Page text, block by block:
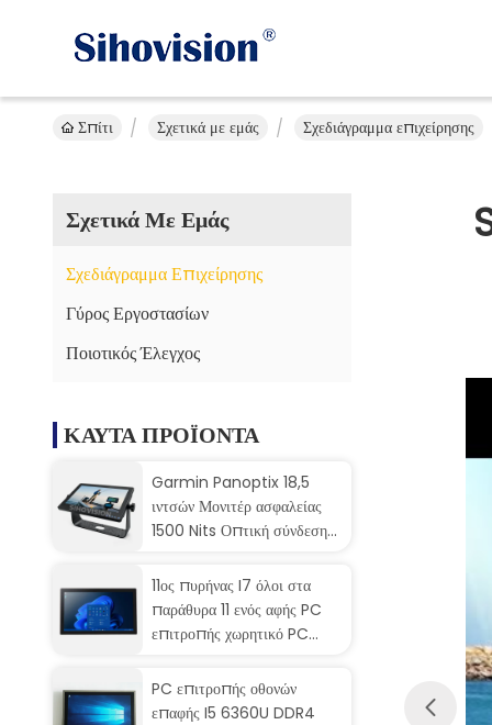
Σπίτι Σχετικά με εμάς Σχεδιάγραμμα επιχείρησης
Σχετικά Με Εμάς
Σχεδιάγραμμα Επιχείρησης
Γύρος Εργοστασίων
Ποιοτικός Έλεγχος
ΚΑΥΤΑ ΠΡΟΪΟΝΤΑ
Garmin Panoptix 18,5
ιντσών Μονιτέρ ασφαλείας
1500 Nits Οπτική σύνδεση
κάλυψη προστασίας οθόνης
11ος πυρήνας I7 όλοι στα
παράθυρα 11 ενός αφής PC
επιτροπής χωρητικό PC
TMP2.0
PC επιτροπής οθονών
επαφής I5 6360U DDR4